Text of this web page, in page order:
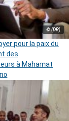
© (DR)
pour la paix du
des
à Mahamat